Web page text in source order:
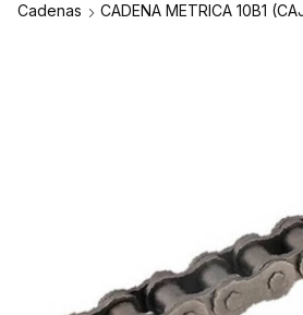
Cadenas
CADENA METRICA 10B1